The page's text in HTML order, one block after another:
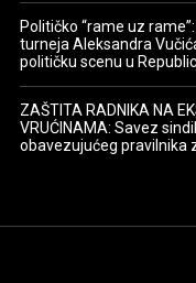
Političko “rame uz
turneja Aleksandra
političku scenu u
ZAŠTITA RADNIKA NA
VRUĆINAMA: Savez
obavezujućeg pravilnika